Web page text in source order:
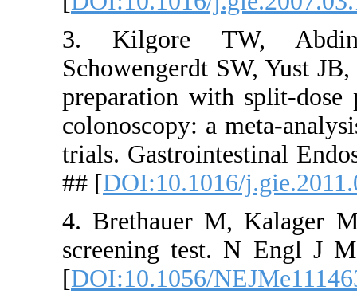
3.
trials.
## [
4.
screening
[